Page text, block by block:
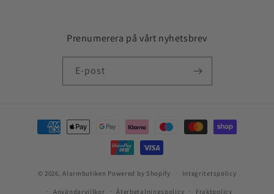
Prenumerera på vårt nyhetsbrev
E-post
Betalningsmetoder
© 2026,Alarmbutiken Powered by Shopify Integritetspolicy
Användarvillkor Återbetalningspolicy Fraktpolicy